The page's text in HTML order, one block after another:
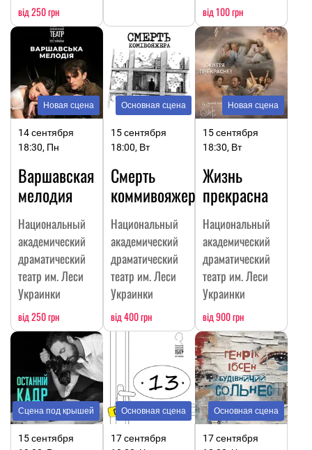
від 250 грн від 100 грн
Новая сцена
14 сентября
18:30, Пн
Варшавская
мелодия
Национальный
академический
драматический
театр им. Леси
Украинки
від 250 грн
Основная сцена
15 сентября
18:00, Вт
Смерть
коммивояжера
Национальный
академический
драматический
театр им. Леси
Украинки
від 400 грн
Новая сцена
15 сентября
18:30, Вт
Жизнь
прекрасна
Национальный
академический
драматический
театр им. Леси
Украинки
від 900 грн
Сцена под крышей
15 сентября
Основная сцена
17 сентября
Основная сцена
17 сентября